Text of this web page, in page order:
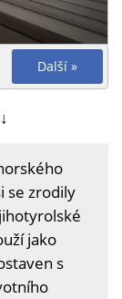
Další »
se zrodily
jako
s